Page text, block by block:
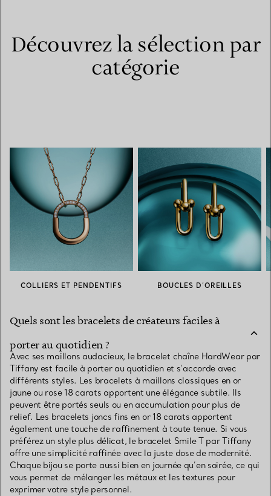
Découvrez la sélection par
catégorie
COLLIERS ET PENDENTIFS BOUCLES D’OREILLES
Quels sont les bracelets de créateurs faciles à
porter au quotidien ?
Avec ses maillons audacieux, le bracelet chaîne HardWear par
Tiffany est facile à porter au quotidien et s’accorde avec
différents styles. Les bracelets à maillons classiques en or
jaune ou rose 18 carats apportent une élégance subtile. Ils
peuvent être portés seuls ou en accumulation pour plus de
relief. Les bracelets joncs fins en or 18 carats apportent
également une touche de raffinement à toute tenue. Si vous
préférez un style plus délicat, le bracelet Smile T par Tiffany
offre une simplicité raffinée avec la juste dose de modernité.
Chaque bijou se porte aussi bien en journée qu’en soirée, ce qui
vous permet de mélanger les métaux et les textures pour
exprimer votre style personnel.